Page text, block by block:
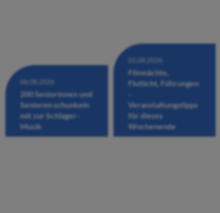
06.08.2026
200 Seniorinnen und
Senioren schunkeln
mit zur Schlager-
Musik
05.08.2026
Filmnächte,
Flutlicht, Führungen
Veranstaltungstipps
für dieses
Wochenende